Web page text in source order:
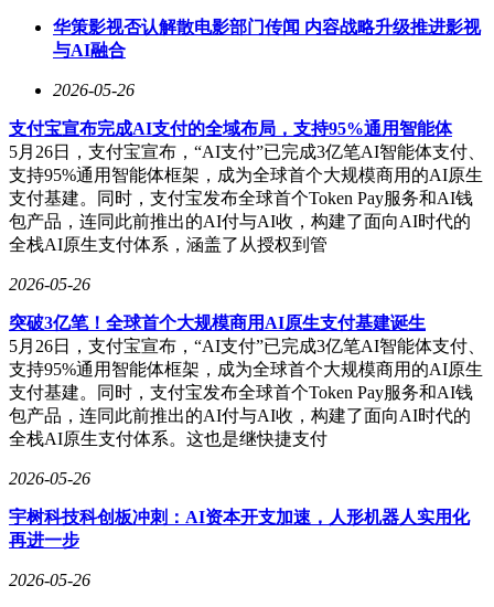
航里程可超过1000公里。
华策影视否认解散电影部门传闻 内容战略升级推进影视
与AI融合
2026-05-26
支付宝宣布完成AI支付的全域布局，支持95%通用智能体
5月26日，支付宝宣布，“AI支付”已完成3亿笔AI智能体支付、
支持95%通用智能体框架，成为全球首个大规模商用的AI原生
支付基建。同时，支付宝发布全球首个Token Pay服务和AI钱
包产品，连同此前推出的AI付与AI收，构建了面向AI时代的
全栈AI原生支付体系，涵盖了从授权到管
2026-05-26
突破3亿笔！全球首个大规模商用AI原生支付基建诞生
5月26日，支付宝宣布，“AI支付”已完成3亿笔AI智能体支付、
支持95%通用智能体框架，成为全球首个大规模商用的AI原生
支付基建。同时，支付宝发布全球首个Token Pay服务和AI钱
包产品，连同此前推出的AI付与AI收，构建了面向AI时代的
全栈AI原生支付体系。这也是继快捷支付
2026-05-26
宇树科技科创板冲刺：AI资本开支加速，人形机器人实用化
再进一步
2026-05-26